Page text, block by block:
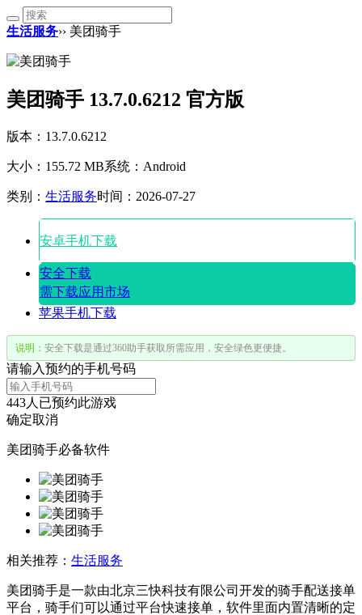
生活服务›› 美团骑手
美团骑手 13.7.0.6212 官方版
版本：13.7.0.6212
大小：155.72 MB系统：Android
类别： 生活服务时间：2026-07-27
安卓手机下载
安全下载
需下载应用市场
苹果手机下载
说明： 安全下载是通过360助手获取所需应用，安全绿色更便捷。
请输入预约的手机号码
443人已预约此游戏
确定取消
美团骑手必备软件
相关推荐： 生活服务
美团骑手是一款由北京三快科技有限公司开发的骑手配送接单
平台，骑手们可以通过平台快速接单，软件里面内置清晰的定